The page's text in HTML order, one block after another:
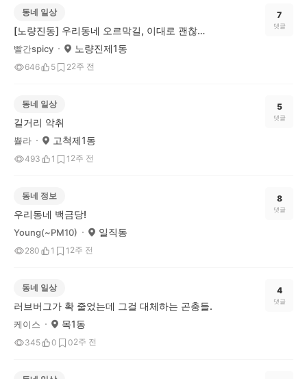
동네 일상
[노량진동] 우리동네 오르막길, 이대로 괜찮을까요?(어떤 개선이 필요할까요?)
빨간spicy 노량진제1동
646 5 22주 전
7
댓글
동네 일상
길거리 악취
쁄라 고척제1동
493 1 1 2주 전
5
댓글
동네 정보
우리동네 백금당!
Young(~PM10) 일직동
280 1 1 2주 전
8
댓글
동네 일상
러브버그가 확 줄었는데 그걸 대체하는 곤충들.
케이스 목1동
345 0 02주 전
4
댓글